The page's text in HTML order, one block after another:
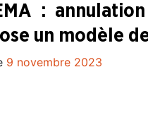
:
un modèle
9 novembre 2023